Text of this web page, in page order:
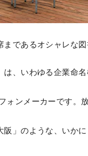
であるオシャレな図
は、いわゆる企業命
ォンメーカーです。
阪」のような、いか